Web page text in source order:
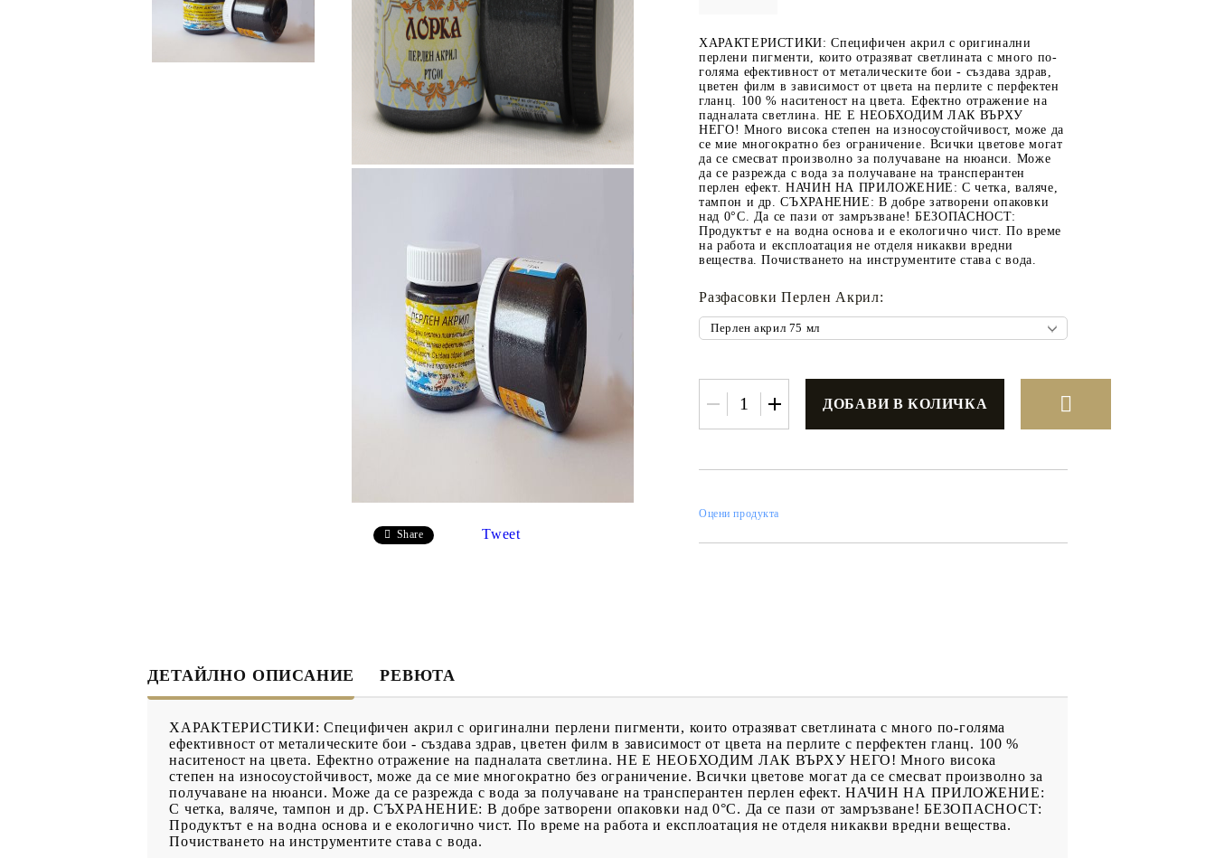
Ebru / Marbling (
Рисуване върху вода )
АНТИЧНИ ПАСТИ И
ВАКСИ
Антични Вакси
НЕУТРАЛНА ВАКСА
РЕСТАВРАЦИЯ НА
МЕБЕЛИ
ЕЛЕМЕНТИ ОТ
ШПЕРПЛАТ
МАТЕРИАЛИ ЗА
ОТЛИВАНЕ
СИЛИКОНОВИ
МОЛДОВЕ
ДЕКОРАТИН
СИЛИКОН
ТЕЧЕН КАМЪК
КЕРАМИЧНА ПУДРА
Гипсо-Керамична смес
ОТЛИВКИ ОТ
ДЕКОРАТИН
КАДИФЕ КОНТУР БАЙЦ
ИНСТРУМЕНТИ КАТАЛОЗИ ПЪЛНИТЕЛИ ДРУГИ
БРОШУРИ
КАТАЛОГ АРТ
МАТЕРИАЛИ
Share Tweet
ХАРАКТЕРИСТИКИ: Специфичен акрил с оригинални
перлени пигменти, които отразяват светлината с много по-
голяма ефективност от металическите бои - създава здрав,
цветен филм в зависимост от цвета на перлите с перфектен
гланц. 100 % наситеност на цвета. Ефектно отражение на
падналата светлина. НЕ Е НЕОБХОДИМ ЛАК ВЪРХУ
НЕГО! Много висока степен на износоустойчивост, може да
се мие многократно без ограничение. Всички цветове могат
да се смесват произволно за получаване на нюанси. Може
да се разрежда с вода за получаване на трансперантен
перлен ефект. НАЧИН НА ПРИЛОЖЕНИЕ: С четка, валяче,
тампон и др. СЪХРАНЕНИЕ: В добре затворени опаковки
над 0°С. Да се пази от замръзване! БЕЗОПАСНОСТ:
Продуктът е на водна основа и е екологично чист. По време
на работа и експлоатация не отделя никакви вредни
вещества. Почистването на инструментите става с вода.
Разфасoвки Перлен Акрил:
Оцени продукта
ДЕТАЙЛНО ОПИСАНИЕ РЕВЮТА
ХАРАКТЕРИСТИКИ: Специфичен акрил с оригинални перлени пигменти, които отразяват светлината с много по-голяма
ефективност от металическите бои - създава здрав, цветен филм в зависимост от цвета на перлите с перфектен гланц. 100 %
наситеност на цвета. Ефектно отражение на падналата светлина. НЕ Е НЕОБХОДИМ ЛАК ВЪРХУ НЕГО! Много висока
степен на износоустойчивост, може да се мие многократно без ограничение. Всички цветове могат да се смесват произволно за
получаване на нюанси. Може да се разрежда с вода за получаване на трансперантен перлен ефект. НАЧИН НА ПРИЛОЖЕНИЕ:
С четка, валяче, тампон и др. СЪХРАНЕНИЕ: В добре затворени опаковки над 0°С. Да се пази от замръзване! БЕЗОПАСНОСТ:
Продуктът е на водна основа и е екологично чист. По време на работа и експлоатация не отделя никакви вредни вещества.
Почистването на инструментите става с вода.